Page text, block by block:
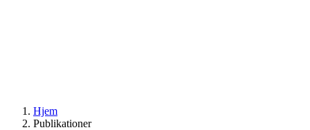
Hjem
Publikationer